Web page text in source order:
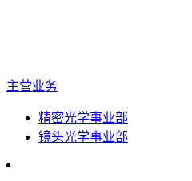
主营业务
精密光学事业部
镜头光学事业部